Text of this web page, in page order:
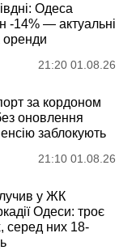
Одеса
-14% — актуальні
оренди
21:20 01.08.26
за кордоном
оновлення
заблокують
21:10 01.08.26
у ЖК
Одеси: троє
серед них 18-